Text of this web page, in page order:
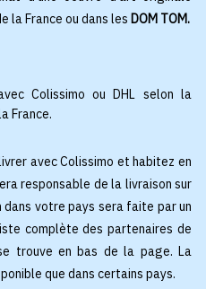
la France ou dans les DOM TOM.
Colissimo ou DHL selon la
France.
avec Colissimo et habitez en
responsable de la livraison sur
votre pays sera faite par un
complète des partenaires de
trouve en bas de la page. La
que dans certains pays.